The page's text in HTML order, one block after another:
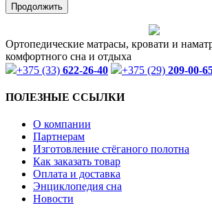
Продолжить
Ортопедические матрасы, кровати и
комфортного сна и отдыха
+375 (33) 622-26-40 +375 (29) 209-00-
ПОЛЕЗНЫЕ ССЫЛКИ
О компании
Партнерам
Изготовление стёганого полотна
Как заказать товар
Оплата и доставка
Энциклопедия сна
Новости